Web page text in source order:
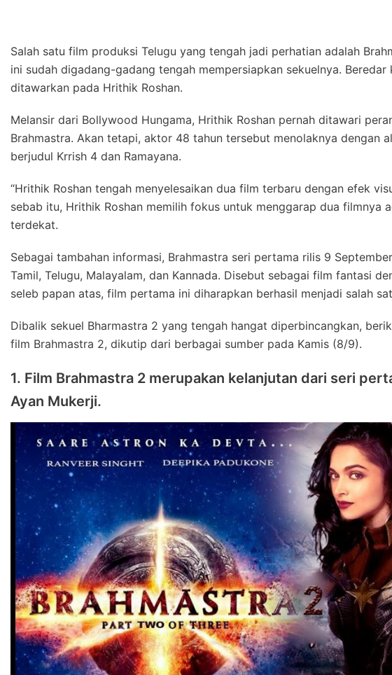
Salah satu film produksi Telugu yang tengah jadi perhatian adalah
ini sudah digadang-gadang tengah mempersiapkan sekuelnya.
ditawarkan pada Hrithik Roshan.
Melansir dari Bollywood Hungama, Hrithik Roshan pernah ditawari
Brahmastra. Akan tetapi, aktor 48 tahun tersebut menolaknya dengan
berjudul Krrish 4 dan Ramayana.
“Hrithik Roshan tengah menyelesaikan dua film terbaru dengan efek
sebab itu, Hrithik Roshan memilih fokus untuk menggarap dua filmnya
terdekat.
Sebagai tambahan informasi, Brahmastra seri pertama rilis 9
Tamil, Telugu, Malayalam, dan Kannada. Disebut sebagai film fantasi
seleb papan atas, film pertama ini diharapkan berhasil menjadi salah
Dibalik sekuel Bharmastra 2 yang tengah hangat diperbincangkan,
film Brahmastra 2, dikutip dari berbagai sumber pada Kamis (8/9).
1. Film Brahmastra 2 merupakan kelanjutan dari seri
Ayan Mukerji.